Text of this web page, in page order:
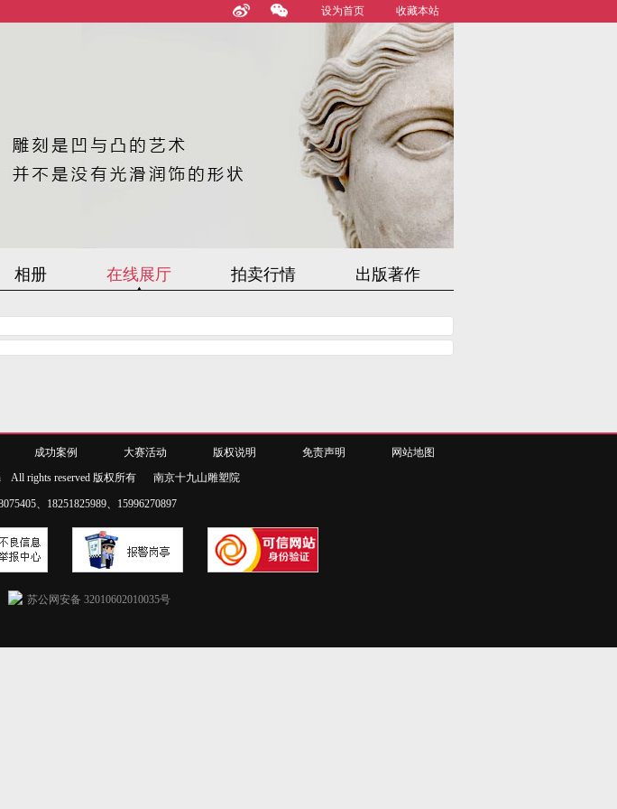
设为首页 收藏本站
相册 在线展厅 拍卖行情 出版著作
成功案例 大赛活动 版权说明 免责声明
网站地图
All rights reserved 版权所有
南京十九山雕塑院
、18251825989、15996270897
苏公网安备 32010602010035号